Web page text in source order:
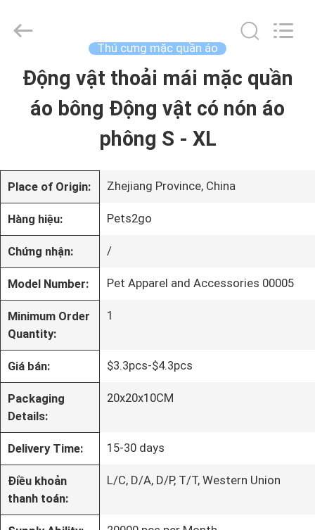
TRANG
CHỦ
SẢN
PHẨM
VỀ
CHÚNG
TÔI
THAM
QUAN
NHÀ
MÁY
LIÊN
Trading
Thú cưng mặc quần áo
Động vật thoải mái mặc quần
áo bông Động vật có nón áo
phông S - XL
Place of Origin: Zhejiang Province, China
Hàng hiệu: Pets2go
Chứng nhận: /
Model Number: Pet Apparel and Accessories 00005
Minimum Order
Quantity:
1
Giá bán: $3.3pcs-$4.3pcs
Packaging
Details:
20x20x10CM
Delivery Time: 15-30 days
Điều khoản
thanh toán:
L/C, D/A, D/P, T/T, Western Union